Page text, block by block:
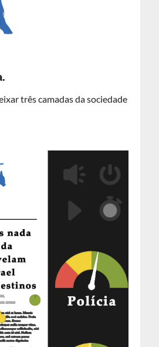
três camadas da sociedade